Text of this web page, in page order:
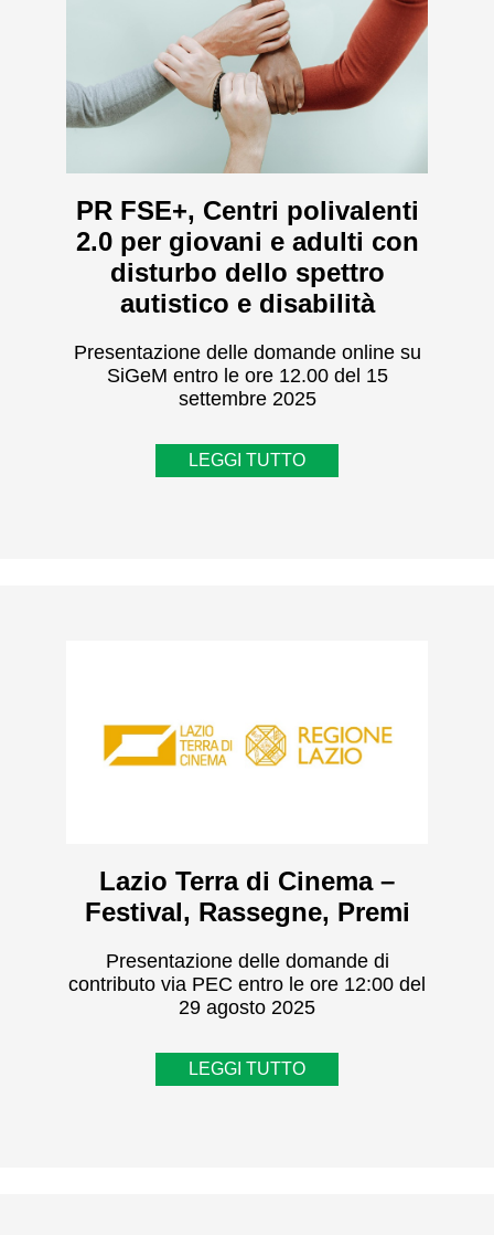
PR FSE+, Centri polivalenti
2.0 per giovani e adulti con
disturbo dello spettro
autistico e disabilità
Presentazione delle domande online su
SiGeM entro le ore 12.00 del 15
settembre 2025
LEGGI TUTTO
Lazio Terra di Cinema –
Festival, Rassegne, Premi
Presentazione delle domande di
contributo via PEC entro le ore 12:00 del
29 agosto 2025
LEGGI TUTTO